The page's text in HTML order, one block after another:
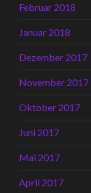
Februar 2018
Januar 2018
Dezember 2017
November 2017
Oktober 2017
Juni 2017
Mai 2017
April 2017